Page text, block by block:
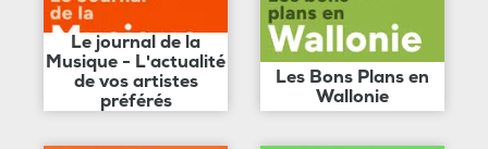
Le journal de la
Musique - L'actualité
de vos artistes
préférés
Les Bons Plans en
Wallonie